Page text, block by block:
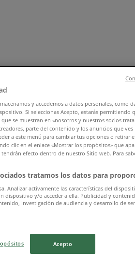
y ElectrónicaFarmacias,
ViajesBancos y Seguros
televisores
y accedemos a datos personales, como
Si seleccionas Acepto, estarás permitiendo
se muestran en «nosotros y nuestros socios
parte del contenido y los anuncios que
a este menú para cambiar tus opciones o retirar el
clic en el enlace «Mostrar los propósitos» que
efecto dentro de nuestro Sitio web. Para
tratamos los datos para
Analizar activamente las características del
dispositivo y/o acceder a ella. Publicidad y
investigación de audiencia y desarrollo de
Acepto